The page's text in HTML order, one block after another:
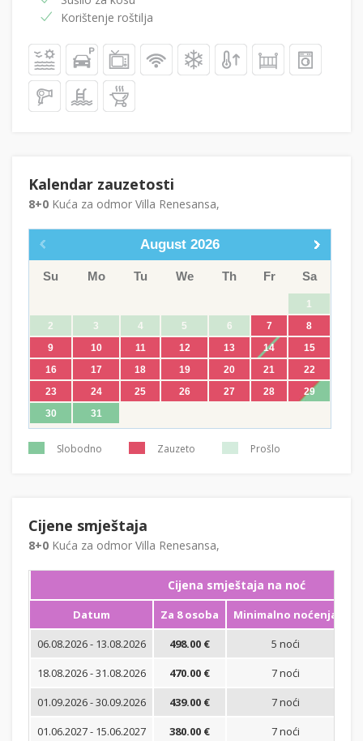
Korištenje roštilja
Kalendar zauzetosti
8+0 Kuća za odmor Villa Renesansa,
August 2026
Su Mo Tu We Th Fr Sa
1
2
3 4 5 6 7
8
9
10 11 12 13 14
15
16
17 18 19 20 21
22
23
24 25 26 27 28
29
30
31
Slobodno Zauzeto Prošlo
Cijene smještaja
8+0 Kuća za odmor Villa Renesansa,
Cijena smještaja na noć
Datum Za 8 osoba
Minimalno noćenja
06.08.2026 - 13.08.2026
498.00 € 5 noći
18.08.2026 - 31.08.2026
470.00 € 7 noći
01.09.2026 - 30.09.2026
439.00 € 7 noći
01.06.2027 - 15.06.2027
380.00 € 7 noći